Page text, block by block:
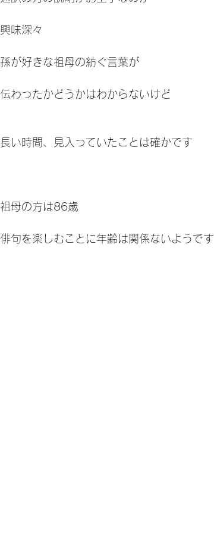
興味深々
孫が好きな祖母の紡ぐ言葉が
伝わったかどうかはわからないけど
長い時間、見入っていたことは確かです
祖母の方は86歳
俳句を楽しむことに年齢は関係ないようです